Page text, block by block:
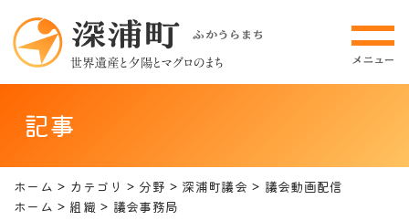
記事
ホーム カテゴリ 分野 深浦町議会
議会動画配信
ホーム
組織 議会事務局